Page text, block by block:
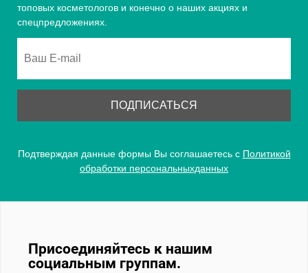
топовых косметологов и конечно о наших акциях и
спецпредложениях.
Подтверждая данные формы Вы соглашаетесь с Политикой
обработки персональныхданных
Присоединяйтесь к нашим
социальным группам.